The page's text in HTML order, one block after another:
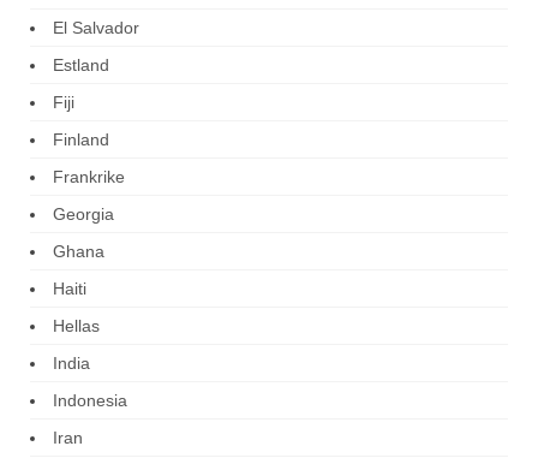
El Salvador
Estland
Fiji
Finland
Frankrike
Georgia
Ghana
Haiti
Hellas
India
Indonesia
Iran